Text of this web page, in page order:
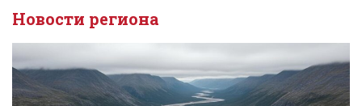
Новости региона